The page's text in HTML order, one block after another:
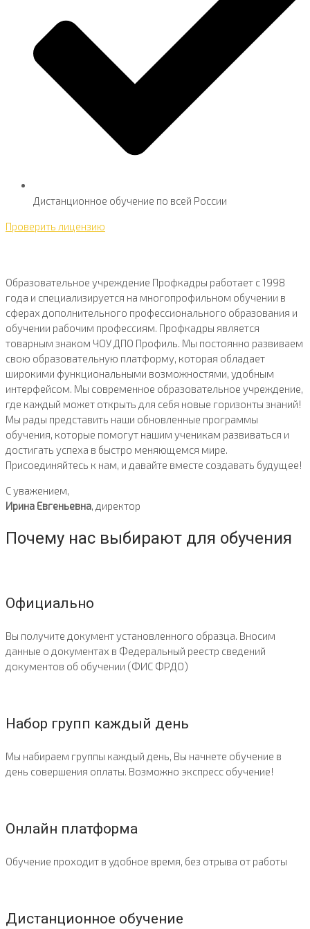
Дистанционное обучение по всей России
Проверить лицензию
Образовательное учреждение Профкадры работает с 1998
года и специализируется на многопрофильном обучении в
сферах дополнительного профессионального образования и
обучении рабочим профессиям. Профкадры является
товарным знаком ЧОУ ДПО Профиль. Мы постоянно развиваем
свою образовательную платформу, которая обладает
широкими функциональными возможностями, удобным
интерфейсом. Мы современное образовательное учреждение,
где каждый может открыть для себя новые горизонты знаний!
Мы рады представить наши обновленные программы
обучения, которые помогут нашим ученикам развиваться и
достигать успеха в быстро меняющемся мире.
Присоединяйтесь к нам, и давайте вместе создавать будущее!
С уважением,
Ирина Евгеньевна, директор
Почему нас выбирают для обучения
Официально
Вы получите документ установленного образца. Вносим
данные о документах в Федеральный реестр сведений
документов об обучении (ФИС ФРДО)
Набор групп каждый день
Мы набираем группы каждый день, Вы начнете обучение в
день совершения оплаты. Возможно экспресс обучение!
Онлайн платформа
Обучение проходит в удобное время, без отрыва от работы
Дистанционное обучение